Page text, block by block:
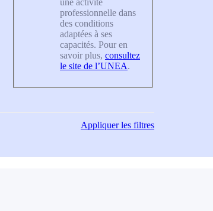
professionnelle dans
des conditions
adaptées à ses
capacités. Pour en
savoir plus, consultez
le site de l’UNEA.
Appliquerles filtres